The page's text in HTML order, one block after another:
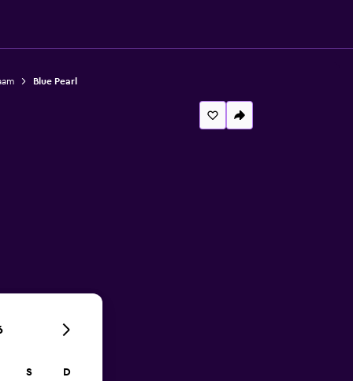
Blue Pearl
S D